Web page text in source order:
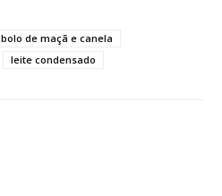
bolo de maçã e canela
leite condensado